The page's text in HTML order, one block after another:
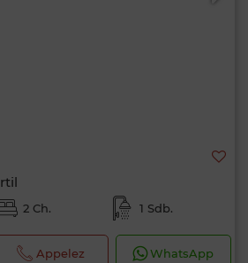
2 Ch. 1 Sdb.
Appelez WhatsApp